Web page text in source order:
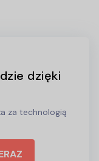
dzięki
za technologią